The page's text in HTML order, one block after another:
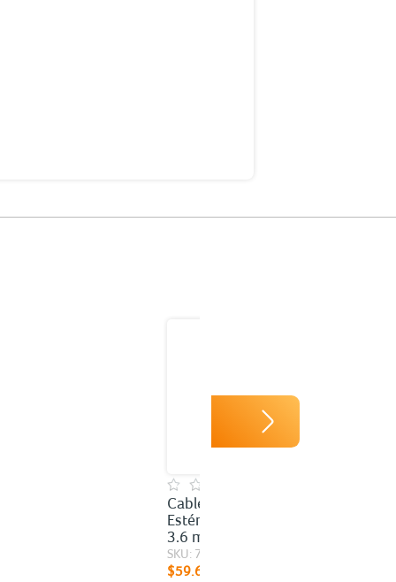
Cable RCA Audio
Estéreo RadioShack /
3.6 m / Plástico / Negro
SKU: 73294
$59.60